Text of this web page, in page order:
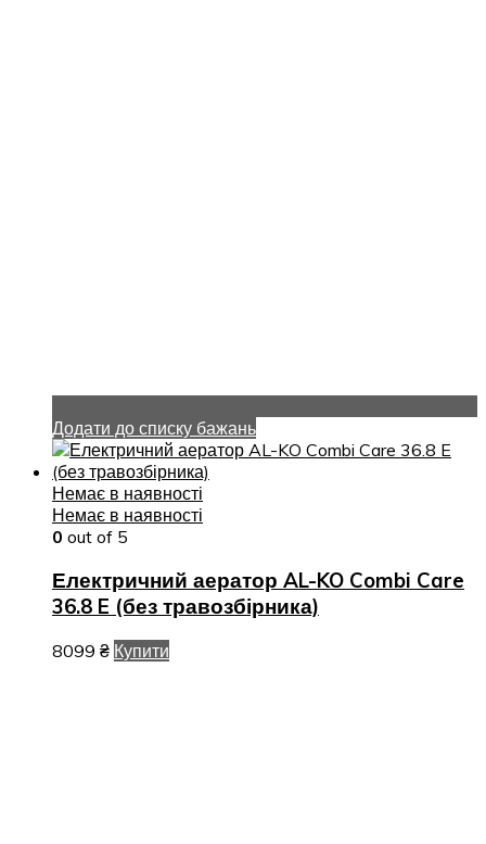
Додати до списку бажань
Немає в наявності
Немає в наявності
0 out of 5
Електричний аератор AL-KO Combi Care
36.8 E (без травозбірника)
8099 ₴ Купити